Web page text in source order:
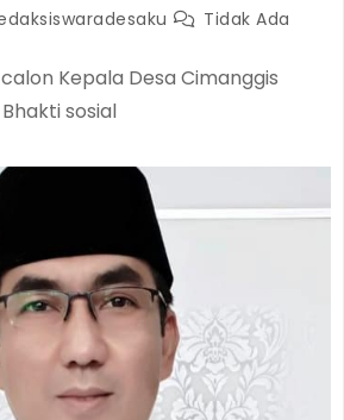
Tidak Ada
calon Kepala Desa Cimanggis
sosial